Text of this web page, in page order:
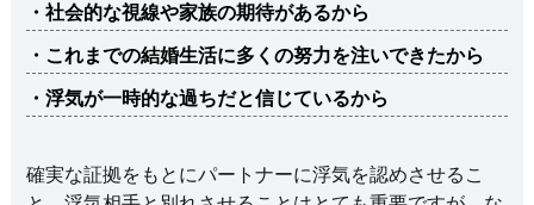
・社会的な視線や家族の期待があるから
・これまでの結婚生活に多くの努力を注いできたから
・浮気が一時的な過ちだと信じているから
確実な証拠をもとにパートナーに浮気を認めさせるこ